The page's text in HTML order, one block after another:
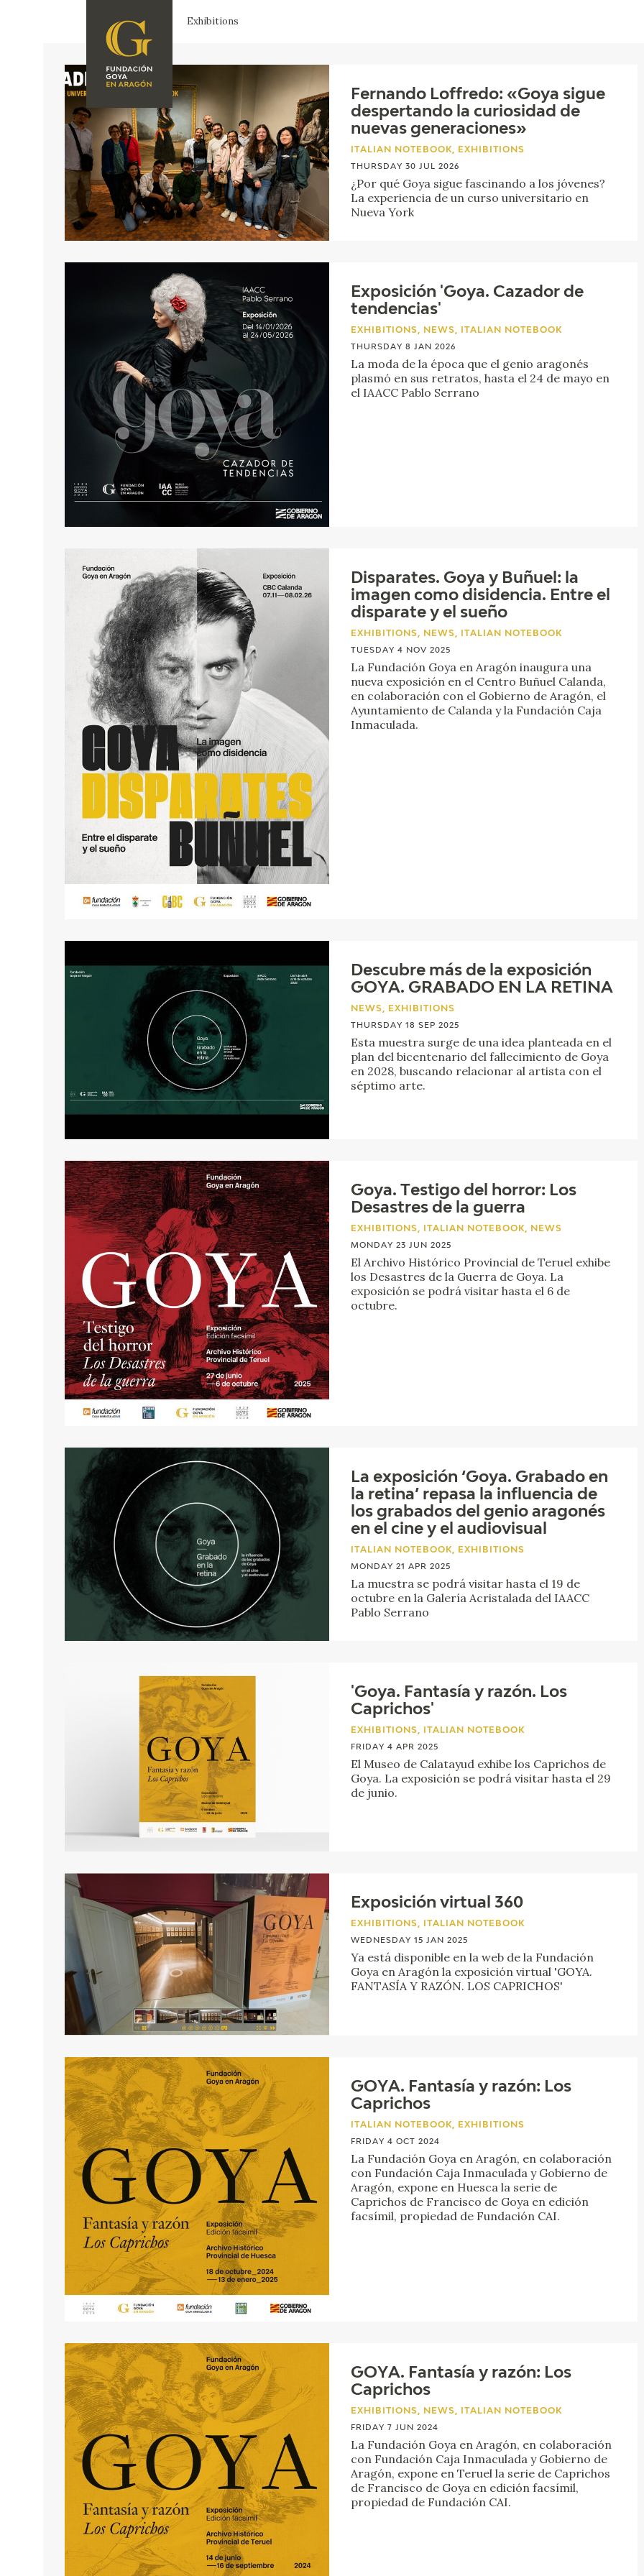
FOUNDATION
SOMOS
CIDG
CORPORATE
ACTION
SEDE
EXPOSICIONES
ACTIVIDADES
ACTUALIDAD
PREMIO ARAGÓN
GOYA
PUBLICACIONES
Exhibitions
Fernando Loffredo: «Goya sigue
despertando la curiosidad de
nuevas generaciones»
ITALIAN NOTEBOOK, EXHIBITIONS
THURSDAY 30 JUL 2026
¿Por qué Goya sigue fascinando a los jóvenes?
La experiencia de un curso universitario en
Nueva York
Exposición 'Goya. Cazador de
tendencias'
EXHIBITIONS, NEWS, ITALIAN NOTEBOOK
THURSDAY 8 JAN 2026
La moda de la época que el genio aragonés
plasmó en sus retratos, hasta el 24 de mayo en
el IAACC Pablo Serrano
Disparates. Goya y Buñuel: la
imagen como disidencia. Entre el
disparate y el sueño
EXHIBITIONS, NEWS, ITALIAN NOTEBOOK
TUESDAY 4 NOV 2025
La Fundación Goya en Aragón inaugura una
nueva exposición en el Centro Buñuel Calanda,
en colaboración con el Gobierno de Aragón, el
Ayuntamiento de Calanda y la Fundación Caja
Inmaculada.
Descubre más de la exposición
GOYA. GRABADO EN LA RETINA
NEWS, EXHIBITIONS
THURSDAY 18 SEP 2025
Esta muestra surge de una idea planteada en el
plan del bicentenario del fallecimiento de Goya
en 2028, buscando relacionar al artista con el
séptimo arte.
Goya. Testigo del horror: Los
Desastres de la guerra
EXHIBITIONS, ITALIAN NOTEBOOK, NEWS
MONDAY 23 JUN 2025
El Archivo Histórico Provincial de Teruel exhibe
los Desastres de la Guerra de Goya. La
exposición se podrá visitar hasta el 6 de
octubre.
La exposición ‘Goya. Grabado en
la retina’ repasa la influencia de
los grabados del genio aragonés
en el cine y el audiovisual
ITALIAN NOTEBOOK, EXHIBITIONS
MONDAY 21 APR 2025
La muestra se podrá visitar hasta el 19 de
octubre en la Galería Acristalada del IAACC
Pablo Serrano
'Goya. Fantasía y razón. Los
Caprichos'
EXHIBITIONS, ITALIAN NOTEBOOK
FRIDAY 4 APR 2025
El Museo de Calatayud exhibe los Caprichos de
Goya. La exposición se podrá visitar hasta el 29
de junio.
Exposición virtual 360
EXHIBITIONS, ITALIAN NOTEBOOK
WEDNESDAY 15 JAN 2025
Ya está disponible en la web de la Fundación
Goya en Aragón la exposición virtual 'GOYA.
FANTASÍA Y RAZÓN. LOS CAPRICHOS'
GOYA. Fantasía y razón: Los
Caprichos
ITALIAN NOTEBOOK, EXHIBITIONS
FRIDAY 4 OCT 2024
La Fundación Goya en Aragón, en colaboración
con Fundación Caja Inmaculada y Gobierno de
Aragón, expone en Huesca la serie de
Caprichos de Francisco de Goya en edición
facsímil, propiedad de Fundación CAI.
GOYA. Fantasía y razón: Los
Caprichos
EXHIBITIONS, NEWS, ITALIAN NOTEBOOK
FRIDAY 7 JUN 2024
La Fundación Goya en Aragón, en colaboración
con Fundación Caja Inmaculada y Gobierno de
Aragón, expone en Teruel la serie de Caprichos
de Francisco de Goya en edición facsímil,
propiedad de Fundación CAI.